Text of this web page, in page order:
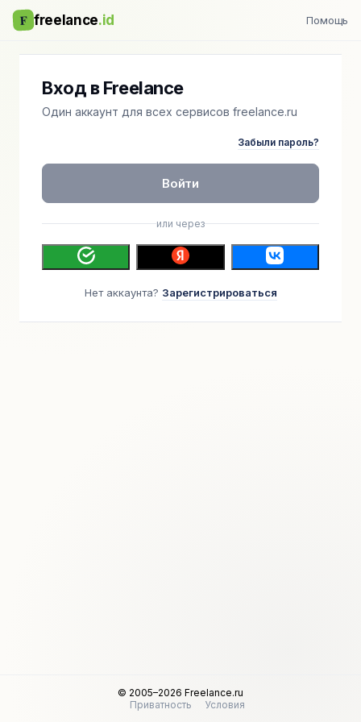
F freelance.id Помощь
Вход в Freelance
Один аккаунт для всех сервисов freelance.ru
Забыли пароль?
Войти
или через
Нет аккаунта? Зарегистрироваться
© 2005–2026 Freelance.ru
Приватность
Условия